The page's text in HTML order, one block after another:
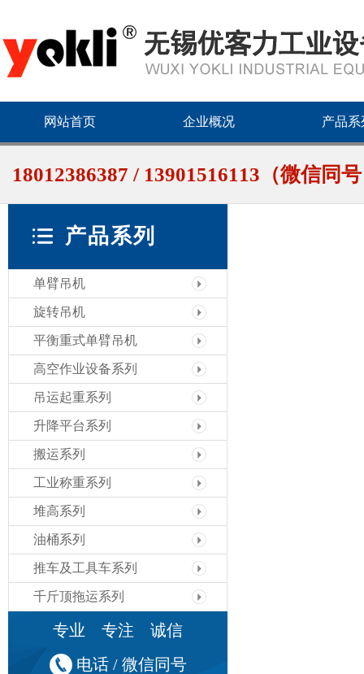
网站首页 企业概况 产品系
18012386387 / 13901516113（微信同
产品系列
单臂吊机
旋转吊机
平衡重式单臂吊机
高空作业设备系列
吊运起重系列
升降平台系列
搬运系列
工业称重系列
堆高系列
油桶系列
推车及工具车系列
千斤顶拖运系列
专业 专注 诚信
电话 / 微信同号